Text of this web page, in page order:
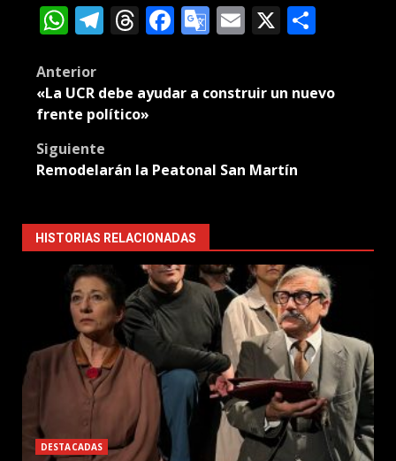
WhatsApp
Telegram
Threads
Facebook
Google
Email
X
Post
navigation
Anterior
«La UCR debe ayudar a construir un nuevo
frente político»
Siguiente
Remodelarán la Peatonal San Martín
HISTORIAS RELACIONADAS
DESTACADAS